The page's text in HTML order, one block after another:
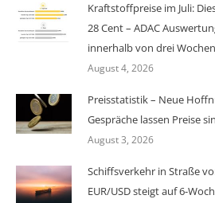
Kraftstoffpreise im Juli:
28 Cent – ADAC
innerhalb von drei
August 4, 2026
Preisstatistik – Neue
Gespräche lassen Preise
August 3, 2026
Schiffsverkehr in Straße
EUR/USD steigt auf 6-